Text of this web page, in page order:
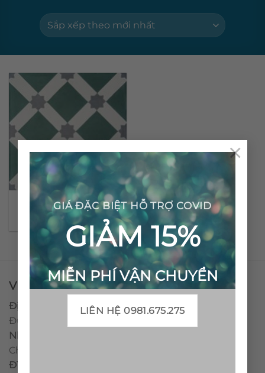
GIÁ ĐẶC BIỆT HỖ TRỢ COVID
GIẢM 15%
MIỄN PHÍ VẬN CHUYỂN
LIÊN HỆ 0981.675.275
×
Gạch bông cổ điển CTS
68.3
VPĐD - CTY TNHH GẠCH BÔNG VIỆT NAM
Địa chỉ:
CCN Quán Lát, Xã Đức Chánh, Huyện Mộ
Đức, Tỉnh Quảng Ngãi
Nhà máy miền trung:
Chánh, Huyện Mộ Đức, Tỉnh Quảng Ngãi, Việt Nam
ĐT